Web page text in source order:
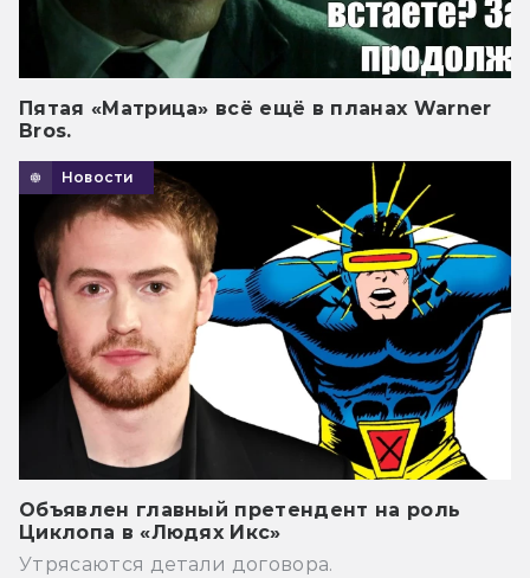
Пятая «Матрица» всё ещё в планах Warner
Bros.
Новости
Объявлен главный претендент на роль
Циклопа в «Людях Икс»
Утрясаются детали договора.